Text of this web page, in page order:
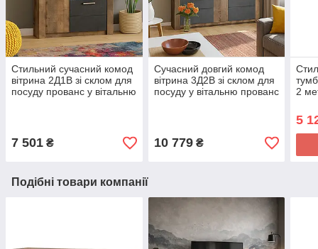
Стильний сучасний комод
вітрина 2Д1В зі склом для
посуду прованс у вітальню
7 501 ₴
Сучасний довгий комод
вітрина 3Д2В зі склом для
посуду у вітальню прованс
10 779₴
2
5
Подібні товари компанії